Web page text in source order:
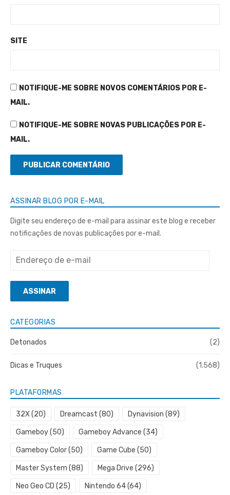
SITE
NOTIFIQUE-ME SOBRE NOVOS COMENTÁRIOS POR E-
MAIL.
NOTIFIQUE-ME SOBRE NOVAS PUBLICAÇÕES POR E-
MAIL.
ASSINAR BLOG POR E-MAIL
Digite seu endereço de e-mail para assinar este blog e receber
notificações de novas publicações por e-mail.
Endereço
e-
mailASSINAR
CATEGORIAS
Detonados (2)
Dicas e Truques (1.568)
PLATAFORMAS
32X(20) Dreamcast (80) Dynavision (89)
Gameboy(50) Gameboy Advance (34)
Gameboy Color(50) Game Cube (50)
Master System (88) Mega Drive (296)
Neo Geo CD (25) Nintendo 64(64)